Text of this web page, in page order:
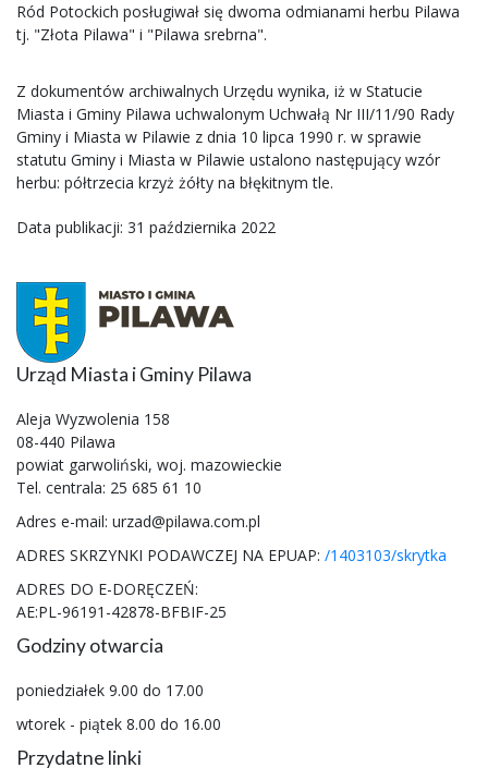
Ród Potockich posługiwał się dwoma odmianami herbu Pilawa
tj. "Złota Pilawa" i "Pilawa srebrna".
Z dokumentów archiwalnych Urzędu wynika, iż w Statucie
Miasta i Gminy Pilawa uchwalonym Uchwałą Nr III/11/90 Rady
Gminy i Miasta w Pilawie z dnia 10 lipca 1990 r. w sprawie
statutu Gminy i Miasta w Pilawie ustalono następujący wzór
herbu: półtrzecia krzyż żółty na błękitnym tle.
Data publikacji: 31 października 2022
Urząd Miasta i Gminy Pilawa
Aleja Wyzwolenia 158
08-440 Pilawa
powiat garwoliński, woj. mazowieckie
Tel. centrala: 25 685 61 10
Adres e-mail: urzad@pilawa.com.pl
ADRES SKRZYNKI PODAWCZEJ NA EPUAP: /1403103/skrytka
ADRES DO E-DORĘCZEŃ:
AE:PL-96191-42878-BFBIF-25
Godziny otwarcia
poniedziałek 9.00 do 17.00
wtorek - piątek 8.00 do 16.00
Przydatne linki